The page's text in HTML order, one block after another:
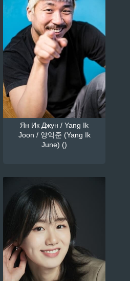
Ян Ик Джун / Yang Ik
Joon / 양익준 (Yang Ik
June) ()